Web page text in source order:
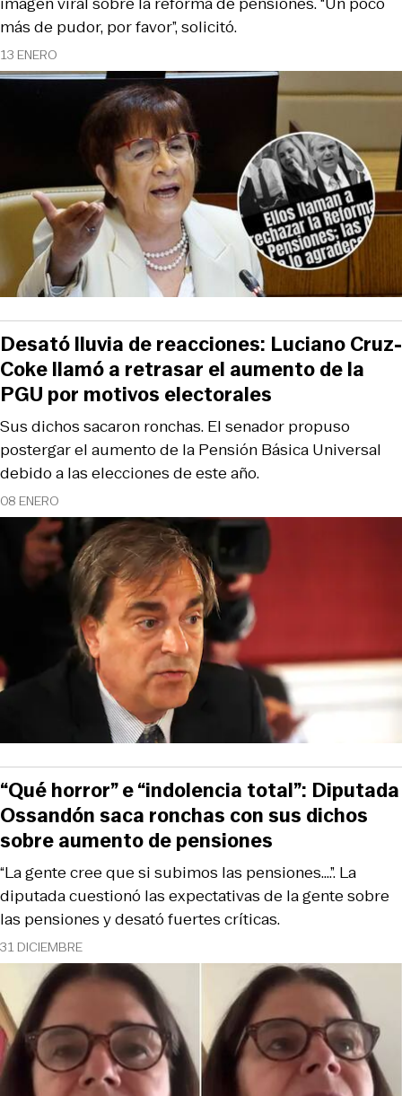
13 ENERO
más de pudor, por favor”, solicitó.
08 ENERO
Sus dichos sacaron ronchas. El senador propuso
postergar el aumento de la Pensión Básica Universal
debido a las elecciones de este año.
Desató lluvia de reacciones: Luciano Cruz-
Coke llamó a retrasar el aumento de la
PGU por motivos electorales
31 DICIEMBRE
“La gente cree que si subimos las pensiones....”. La
diputada cuestionó las expectativas de la gente sobre
las pensiones y desató fuertes críticas.
“Qué horror” e “indolencia total”: Diputada
Ossandón saca ronchas con sus dichos
sobre aumento de pensiones